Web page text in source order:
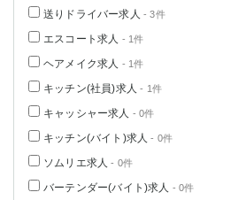
送りドライバー求人 - 3件
エスコート求人 - 1件
ヘアメイク求人 - 1件
キッチン(社員)求人 - 1件
キャッシャー求人 - 0件
キッチン(バイト)求人 - 0件
ソムリエ求人 - 0件
バーテンダー(バイト)求人 - 0件